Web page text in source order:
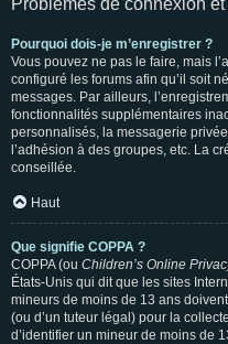
Problèmes de connexion et
Pourquoi dois-je m’enregistrer ?
Vous pouvez ne pas le faire, mais
configuré les forums afin qu’il soit
messages. Par ailleurs,
fonctionnalités supplémentaires
personnalisés, la messagerie
l’adhésion à des groupes, etc. La
conseillée.
Haut
Que signifie COPPA ?
COPPA (ou Children’s Online
États-Unis qui dit que les sites
mineurs de moins de 13 ans
(ou d’un tuteur légal) pour la
d’identifier un mineur de moins de